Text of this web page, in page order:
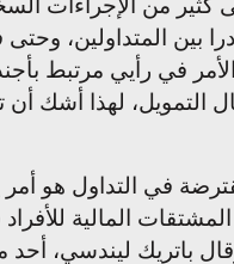
بين
في رأيي مرتبط
التمويل، لهذا أشك أن
في التداول هو
المالية
باتريك ليندسي، أحد